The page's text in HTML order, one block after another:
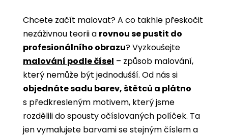
Chcete začít malovat? A co takhle přeskočit
nezáživnou teorii a rovnou se pustit do
profesionálního obrazu? Vyzkoušejte
malování podle čísel ­­– způsob malování,
který nemůže být jednodušší. Od nás si
objednáte sadu barev, štětců a plátno
s předkresleným motivem, který jsme
rozdělili do spousty očíslovaných políček. Ta
jen vymalujete barvami se stejným číslem a